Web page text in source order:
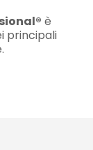
è
principali